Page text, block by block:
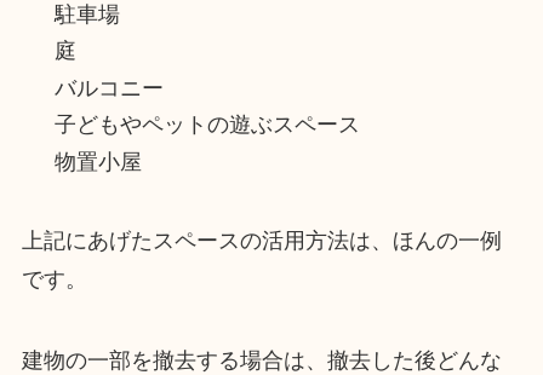
駐車場
庭
バルコニー
子どもやペットの遊ぶスペース
物置小屋
上記にあげたスペースの活用方法は、ほんの一例
です。
建物の一部を撤去する場合は、撤去した後どんな